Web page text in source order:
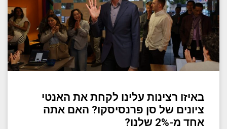
באיזו רצינות עלינו לקחת את האנטי
ציונים של סן פרנסיסקו? האם אתה
אחד מ-2% שלנו?